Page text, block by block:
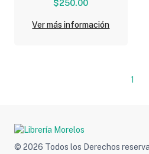
$250.00
Ver más información
1
© 2026 Todos los Derechos